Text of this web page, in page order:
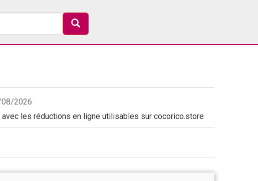
08/2026
les réductions en ligne utilisables sur cocorico.store